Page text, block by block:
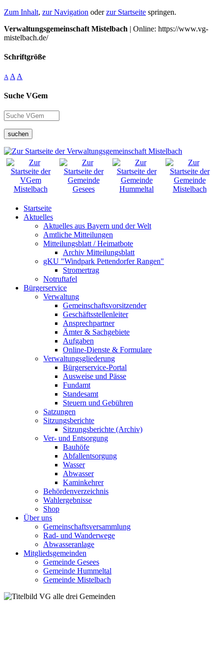
Zum Inhalt, zur Navigation oderzur Startseite springen.
Verwaltungsgemeinschaft Mistelbach | Online: https://www.vg-
mistelbach.de/
Schriftgröße
A A A
Suche VGem
suchen
Startseite
Aktuelles
Aktuelles aus Bayern und der Welt
Amtliche Mitteilungen
Mitteilungsblatt / Heimatbote
Archiv Mitteilungsblatt
gKU "Windpark Pettendorfer Rangen"
Stromertrag
Notruftafel
Bürgerservice
Verwaltung
Gemeinschaftsvorsitzender
Geschäftsstellenleiter
Ansprechpartner
Ämter & Sachgebiete
Aufgaben
Online-Dienste & Formulare
Verwaltungsgliederung
Bürgerservice-Portal
Ausweise und Pässe
Fundamt
Standesamt
Steuern und Gebühren
Satzungen
Sitzungsberichte
Sitzungsberichte (Archiv)
Ver- und Entsorgung
Bauhöfe
Abfallentsorgung
Wasser
Abwasser
Kaminkehrer
Behördenverzeichnis
Wahlergebnisse
Shop
Über uns
Gemeinschaftsversammlung
Rad- und Wanderwege
Abwasseranlage
Mitgliedsgemeinden
Gemeinde Gesees
Gemeinde Hummeltal
Gemeinde Mistelbach